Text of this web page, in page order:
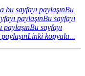
bu sayfayı paylaşınBu
paylaşınBu sayfayı
paylaşınBu sayfayı
Linki kopyala...